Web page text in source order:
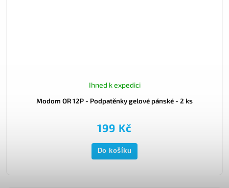
Modom OR 12P - Podpatěnky gelové pánské - 2 ks
Ihned k expedici
199 Kč
Do košíku